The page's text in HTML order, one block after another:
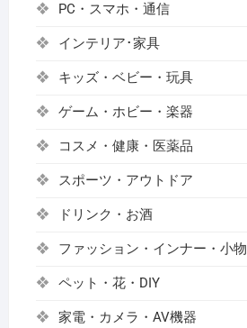
PC・スマホ・通信
インテリア･家具
キッズ・ベビー・玩具
ゲーム・ホビー・楽器
コスメ・健康・医薬品
スポーツ・アウトドア
ドリンク・お酒
ファッション・インナー・小物
ペット・花・DIY
家電・カメラ・AV機器